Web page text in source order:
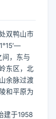
双鸭山市
间，东与
东区，北
余脉过渡
和平原为
建于1958